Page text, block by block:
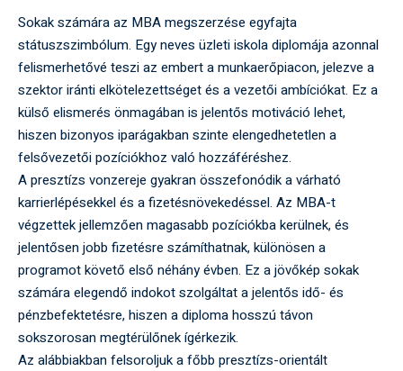
Sokak számára az MBA megszerzése egyfajta
státuszszimbólum. Egy neves üzleti iskola diplomája azonnal
felismerhetővé teszi az embert a munkaerőpiacon, jelezve a
szektor iránti elkötelezettséget és a vezetői ambíciókat. Ez a
külső elismerés önmagában is jelentős motiváció lehet,
hiszen bizonyos iparágakban szinte elengedhetetlen a
felsővezetői pozíciókhoz való hozzáféréshez.
A presztízs vonzereje gyakran összefonódik a várható
karrierlépésekkel és a fizetésnövekedéssel. Az MBA-t
végzettek jellemzően magasabb pozíciókba kerülnek, és
jelentősen jobb fizetésre számíthatnak, különösen a
programot követő első néhány évben. Ez a jövőkép sokak
számára elegendő indokot szolgáltat a jelentős idő- és
pénzbefektetésre, hiszen a diploma hosszú távon
sokszorosan megtérülőnek ígérkezik.
Az alábbiakban felsoroljuk a főbb presztízs-orientált